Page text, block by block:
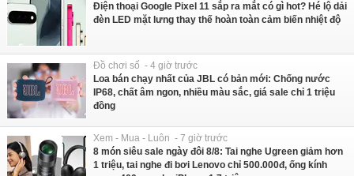
Điện thoại Google Pixel 11 sắp ra mắt có gì hot? Hé lộ dải
đèn LED mặt lưng thay thế hoàn toàn cảm biến nhiệt độ
Đồ chơi số - 4 giờ trước
Loa bán chạy nhất của JBL có bản mới: Chống nước
IP68, chất âm ngon, nhiều màu sắc, giá sale chỉ 1 triệu
đồng
Xem - Mua - Luôn - 7 giờ trước
8 món siêu sale ngày đôi 8/8: Tai nghe Ugreen giảm hơn
1 triệu, tai nghe đi bơi Lenovo chỉ 500.000đ, ống kính